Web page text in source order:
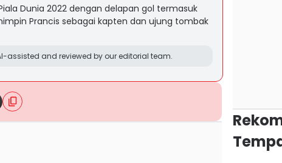
Dunia 2022 dengan delapan gol termasuk
Prancis sebagai kapten dan ujung tombak
assisted and reviewed by our editorial team.